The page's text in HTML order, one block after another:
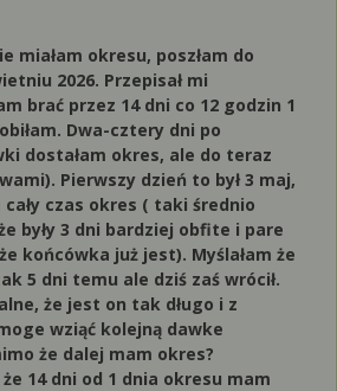
miałam okresu, poszłam do
2026. Przepisał mi
brać przez 14 dni co 12 godzin 1
Dwa-cztery dni po
dostałam okres, ale do teraz
Pierwszy dzień to był 3 maj,
cały czas okres ( taki średnio
były 3 dni bardziej obfite i pare
końcówka już jest). Myślałam że
5 dni temu ale dziś zaś wrócił.
że jest on tak długo i z
wziąć kolejną dawke
że dalej mam okres?
14 dni od 1 dnia okresu mam